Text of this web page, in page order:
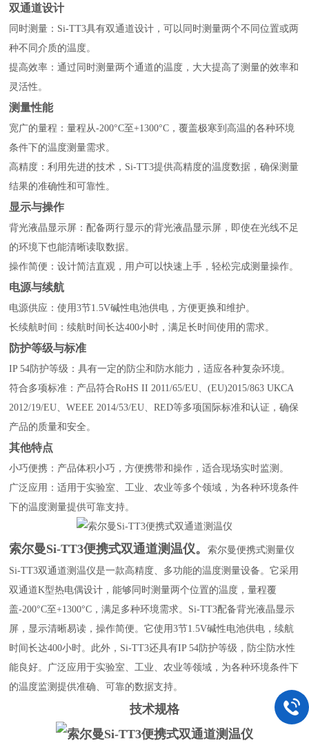
双通道设计
同时测量：Si-TT3具有双通道设计，可以同时测量两个不同位置或两
种不同介质的温度。
提高效率：通过同时测量两个通道的温度，大大提高了测量的效率和
灵活性。
测量性能
宽广的量程：量程从-200°C至+1300°C，覆盖极寒到高温的各种环境
条件下的温度测量需求。
高精度：利用先进的技术，Si-TT3提供高精度的温度数据，确保测量
结果的准确性和可靠性。
显示与操作
背光液晶显示屏：配备两行显示的背光液晶显示屏，即使在光线不足
的环境下也能清晰读取数据。
操作简便：设计简洁直观，用户可以快速上手，轻松完成测量操作。
电源与续航
电源供应：使用3节1.5V碱性电池供电，方便更换和维护。
长续航时间：续航时间长达400小时，满足长时间使用的需求。
防护等级与标准
IP 54防护等级：具有一定的防尘和防水能力，适应各种复杂环境。
符合多项标准：产品符合RoHS II 2011/65/EU、(EU)2015/863 UKCA
2012/19/EU、WEEE 2014/53/EU、RED等多项国际标准和认证，确保
产品的质量和安全。
其他特点
小巧便携：产品体积小巧，方便携带和操作，适合现场实时监测。
广泛应用：适用于实验室、工业、农业等多个领域，为各种环境条件
下的温度测量提供可靠支持。
索尔曼Si-TT3便携式双通道测温仪。索尔曼便携式测量仪
Si-TT3双通道测温仪是一款高精度、多功能的温度测量设备。它采用
双通道K型热电偶设计，能够同时测量两个位置的温度，量程覆
盖-200°C至+1300°C，满足多种环境需求。Si-TT3配备背光液晶显示
屏，显示清晰易读，操作简便。它使用3节1.5V碱性电池供电，续航
时间长达400小时。此外，Si-TT3还具有IP 54防护等级，防尘防水性
能良好。广泛应用于实验室、工业、农业等领域，为各种环境条件下
的温度监测提供准确、可靠的数据支持。
技术规格